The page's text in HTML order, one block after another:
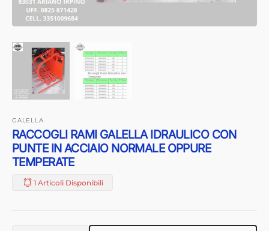
GALELLA
RACCOGLI RAMI GALELLA IDRAULICO CON
PUNTE IN ACCIAIO NORMALE OPPURE
TEMPERATE
1 Articoli Disponibili